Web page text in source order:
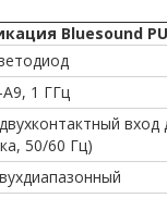
Bluesound
1 ГГц
50/60 Гц)